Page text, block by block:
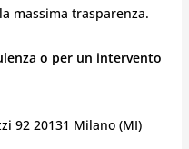
massima trasparenza.
o per un intervento
92 20131 Milano (MI)